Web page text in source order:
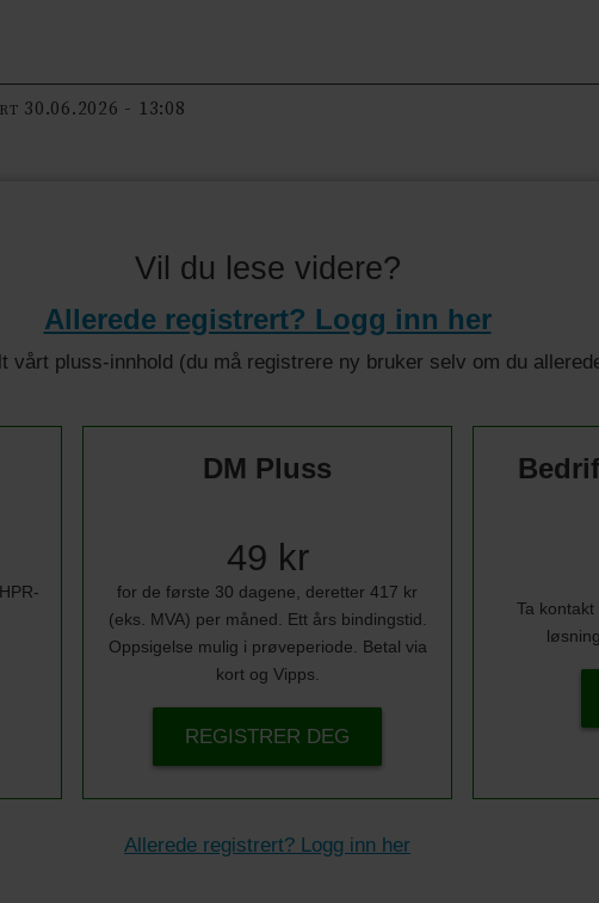
30.06.2026 - 13:08
Vil du lese videre?
Allerede registrert? Logg inn her
vårt pluss-innhold (du må registrere ny bruker selv om du
DM Pluss
49 kr
for de første 30 dagene, deretter 417 kr
(eks. MVA) per måned. Ett års bindingstid.
Oppsigelse mulig i prøveperiode. Betal via
kort og Vipps.
REGISTRER DEG
Ta
Allerede registrert? Logg inn her